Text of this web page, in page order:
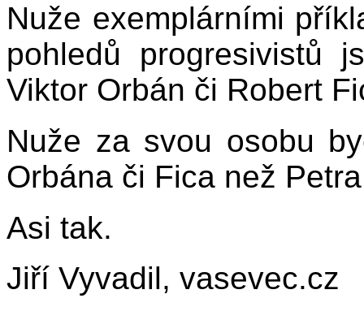
Nuže exemplárními
pohledů progresivistů
Viktor Orbán či Robert
Nuže za svou osobu
Orbána či Fica než
Asi tak.
Jiří Vyvadil, vasevec.cz